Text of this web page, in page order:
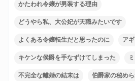
かたわれ令嬢が男装する理由
どうやら私、大公妃が天職みたいです
よくある令嬢転生だと思ったのに ア
キケンな侯爵を手なずけてしまった
不完全な離婚の結末は 伯爵家の秘め